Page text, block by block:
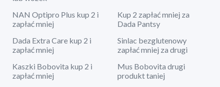
NAN Optipro Plus kup 2 i
zapłać mniej
Kup 2 zapłać mniej za
Dada Pantsy
Dada Extra Care kup 2 i
zapłać mniej
Sinlac bezglutenowy
zapłać mniej za drugi
Kaszki Bobovita kup 2 i
zapłać mniej
Mus Bobovita drugi
produkt taniej